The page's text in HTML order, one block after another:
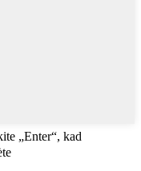
„Enter“, kad